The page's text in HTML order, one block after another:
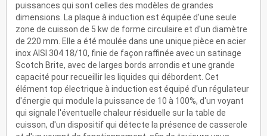
puissances qui sont celles des modèles de grandes
dimensions. La plaque à induction est équipée d'une seule
zone de cuisson de 5 kw de forme circulaire et d'un diamètre
de 220 mm. Elle a été moulée dans une unique pièce en acier
inox AISI 304 18/10, finie de façon raffinée avec un satinage
Scotch Brite, avec de larges bords arrondis et une grande
capacité pour recueillir les liquides qui débordent. Cet
élément top électrique à induction est équipé d'un régulateur
d'énergie qui module la puissance de 10 à 100%, d'un voyant
qui signale l'éventuelle chaleur résiduelle sur la table de
cuisson, d'un dispositif qui détecte la présence de casserole